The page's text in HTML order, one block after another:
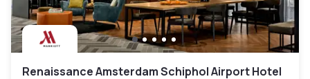
Renaissance Amsterdam Schiphol Airport Hotel